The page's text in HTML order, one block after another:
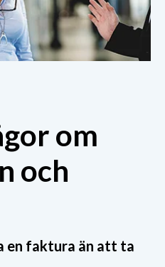
om
och
en faktura än att ta